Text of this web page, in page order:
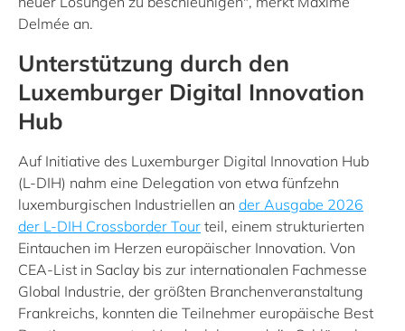
Delmée an.
Unterstützung durch den
Luxemburger Digital Innovation
Hub
Auf Initiative des Luxemburger Digital Innovation Hub
(L-DIH) nahm eine Delegation von etwa fünfzehn
luxemburgischen Industriellen an der Ausgabe 2026
der L-DIH Crossborder Tour teil, einem strukturierten
Eintauchen im Herzen europäischer Innovation. Von
CEA-List in Saclay bis zur internationalen Fachmesse
Global Industrie, der größten Branchenveranstaltung
Frankreichs, konnten die Teilnehmer europäische Best